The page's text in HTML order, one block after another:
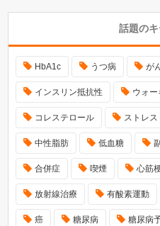
話題の
HbA1c うつ病 が
インスリン抵抗性 ウォ
コレステロール ストレス
中性脂肪 低血糖
合併症 喫煙 心筋
放射線治療 有酸素運動
癌 糖尿病 糖尿病